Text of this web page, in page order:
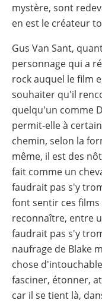
mystère, sont
en est le créateur
Gus Van Sant,
personnage qui a
rock auquel le film
souhaiter qu'il
quelqu'un comme
permit-elle à
chemin, selon la
même, il est des
fait comme un
faudrait pas s'y
font sentir ces
reconnaître, entre
faudrait pas s'y
naufrage de Blake
chose
fasciner, étonner,
car il se tient là,